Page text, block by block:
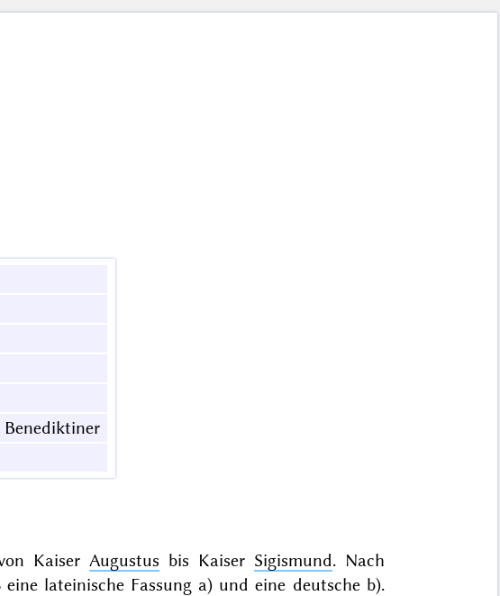
Benediktiner
Kaiser Augustus bis Kaiser Sigismund. Nach
lateinische Fassung a) und eine deutsche b).